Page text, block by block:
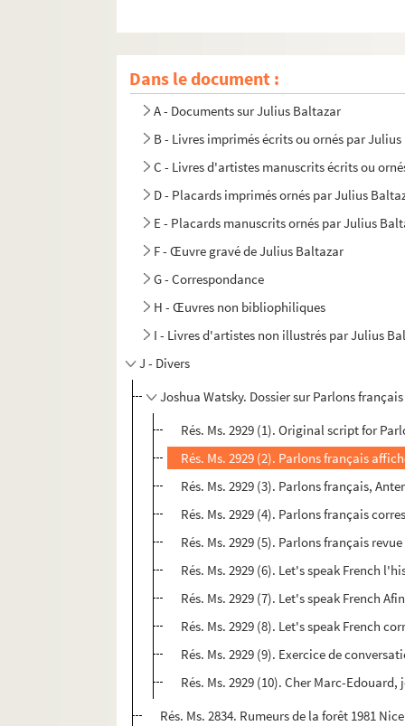
Dans le document :
A - Documents sur Julius Baltazar
B - Livres imprimés écrits ou ornés par
C - Livres d'artistes manuscrits écrits ou
D - Placards imprimés ornés par Julius
E - Placards manuscrits ornés par Julius
F - Œuvre gravé de Julius Baltazar
G - Correspondance
H - Œuvres non bibliophiliques
I - Livres d'artistes non illustrés par Julius
J - Divers
Joshua Watsky. Dossier sur Parlons français
Rés. Ms. 2929 (1). Original script for
Rés. Ms. 2929 (2). Parlons français
Rés. Ms. 2929 (3). Parlons français,
Rés. Ms. 2929 (4). Parlons français
Rés. Ms. 2929 (7). Let's speak French
Rés. Ms. 2929 (10). Cher Marc-
Rés. Ms. 2834. Rumeurs de la forêt 1981 Nice